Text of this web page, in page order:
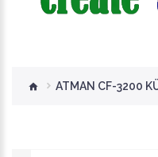
ATMAN CF-3200